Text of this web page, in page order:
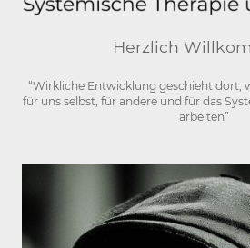
Herzlich
“Wirkliche Entwicklung geschieht dort,
für uns selbst, für andere und für das
arbeiten”